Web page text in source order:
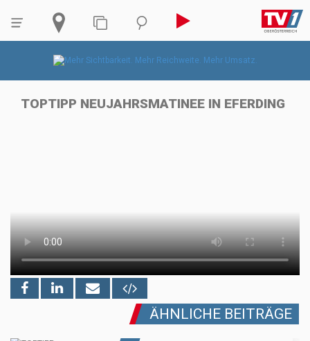
TOPTIPP NEUJAHRSMATINEE IN EFERDING
ÄHNLICHE BEITRÄGE